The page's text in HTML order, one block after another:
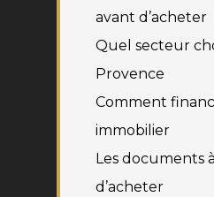
avant d’acheter
Quel secteur
Provence
Comment
immobilier
Les documents
d’acheter